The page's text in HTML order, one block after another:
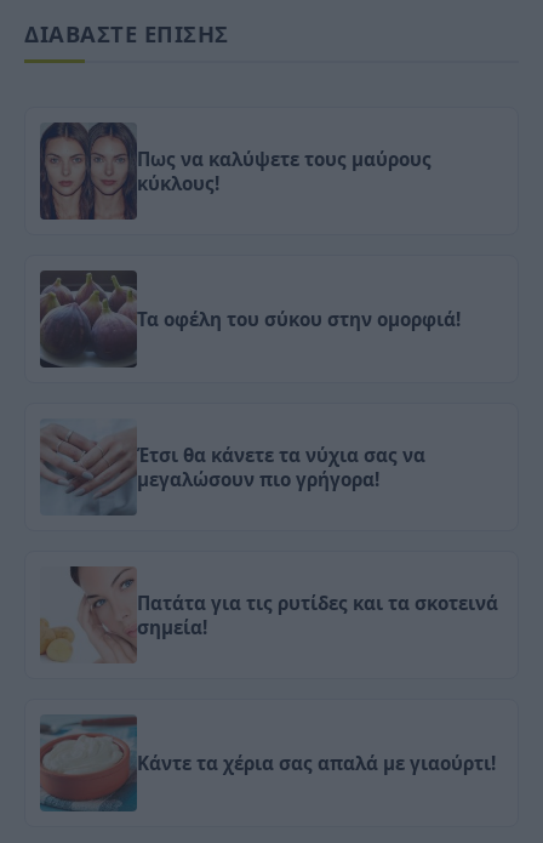
ΔΙΑΒΑΣΤΕ ΕΠΙΣΗΣ
Πως να καλύψετε τους μαύρους
κύκλους!
Τα οφέλη του σύκου στην ομορφιά!
Έτσι θα κάνετε τα νύχια σας να
μεγαλώσουν πιο γρήγορα!
Πατάτα για τις ρυτίδες και τα σκοτεινά
σημεία!
Κάντε τα χέρια σας απαλά με γιαούρτι!